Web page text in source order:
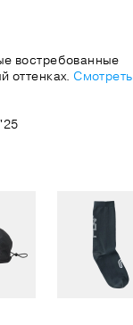
востребованные
оттенках. Смотреть